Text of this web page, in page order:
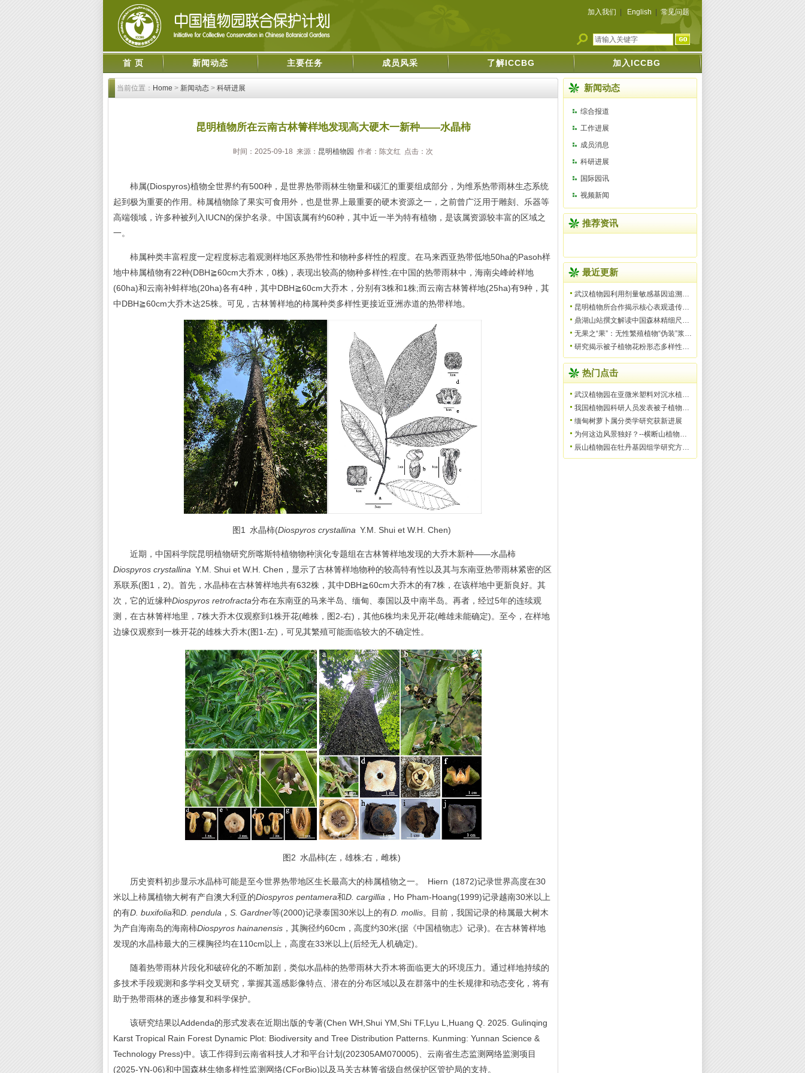
加入我们 English 常见问题
首 页 新闻动态 主要任务 成员风采 了解ICCBG 加入ICCBG
当前位置： Home > 新闻动态 > 科研进展
昆明植物所在云南古林箐样地发现高大硬木一新种——水晶柿
时间：2025-09-18 来源： 昆明植物园 作者：陈文红 点击： 次
柿属(Diospyros)植物全世界约有500种，是世界热带雨林生物量和碳汇的重要组成部分，为维系热带雨林生态系统
起到极为重要的作用。柿属植物除了果实可食用外，也是世界上最重要的硬木资源之一，之前曾广泛用于雕刻、乐器等
高端领域，许多种被列入IUCN的保护名录。中国该属有约60种，其中近一半为特有植物，是该属资源较丰富的区域之
一。
柿属种类丰富程度一定程度标志着观测样地区系热带性和物种多样性的程度。在马来西亚热带低地50ha的Pasoh样
地中柿属植物有22种(DBH≧60cm大乔木，0株)，表现出较高的物种多样性;在中国的热带雨林中，海南尖峰岭样地
(60ha)和云南补蚌样地(20ha)各有4种，其中DBH≧60cm大乔木，分别有3株和1株;而云南古林箐样地(25ha)有9种，其
中DBH≧60cm大乔木达25株。可见，古林箐样地的柿属种类多样性更接近亚洲赤道的热带样地。
图1 水晶柿(Diospyros crystallina Y.M. Shui et W.H. Chen)
近期，中国科学院昆明植物研究所喀斯特植物物种演化专题组在古林箐样地发现的大乔木新种——水晶柿
Diospyros crystallina Y.M. Shui et W.H. Chen，显示了古林箐样地物种的较高特有性以及其与东南亚热带雨林紧密的区
系联系(图1，2)。首先，水晶柿在古林箐样地共有632株，其中DBH≧60cm大乔木的有7株，在该样地中更新良好。其
次，它的近缘种Diospyros retrofracta分布在东南亚的马来半岛、缅甸、泰国以及中南半岛。再者，经过5年的连续观
测，在古林箐样地里，7株大乔木仅观察到1株开花(雌株，图2-右)，其他6株均未见开花(雌雄未能确定)。至今，在样地
边缘仅观察到一株开花的雄株大乔木(图1-左)，可见其繁殖可能面临较大的不确定性。
图2 水晶柿(左，雄株;右，雌株)
历史资料初步显示水晶柿可能是至今世界热带地区生长最高大的柿属植物之一。 Hiern (1872)记录世界高度在30
米以上柿属植物大树有产自澳大利亚的Diospyros pentamera和D. cargillia ，Ho Pham-Hoang(1999)记录越南30米以上
的有D. buxifolia和D. pendula ， S. Gardner等(2000)记录泰国30米以上的有D. mollis。目前，我国记录的柿属最大树木
为产自海南岛的海南柿Diospyros hainanensis ，其胸径约60cm，高度约30米(据《中国植物志》记录)。在古林箐样地
发现的水晶柿最大的三棵胸径均在110cm以上，高度在33米以上(后经无人机确定)。
随着热带雨林片段化和破碎化的不断加剧，类似水晶柿的热带雨林大乔木将面临更大的环境压力。通过样地持续的
多技术手段观测和多学科交叉研究，掌握其遥感影像特点、潜在的分布区域以及在群落中的生长规律和动态变化，将有
助于热带雨林的逐步修复和科学保护。
该研究结果以Addenda的形式发表在近期出版的专著(Chen WH,Shui YM,Shi TF,Lyu L,Huang Q. 2025. Gulinqing
Karst Tropical Rain Forest Dynamic Plot: Biodiversity and Tree Distribution Patterns. Kunming: Yunnan Science &
Technology Press)中。该工作得到云南省科技人才和平台计划(202305AM070005)、云南省生态监测网络监测项目
(2025-YN-06)和中国森林生物多样性监测网络(CForBio)以及马关古林箐省级自然保护区管护局的支持。
新闻动态
综合报道
工作进展
成员消息
科研进展
国际园讯
视频新闻
推荐资讯
最近更新
武汉植物园利用剂量敏感基因追溯被子植物和种子植物祖先
昆明植物所合作揭示核心表观遗传调控复合物的二聚化新机
鼎湖山站撰文解读中国森林精细尺度多样性格局与过程
无果之“果”：无性繁殖植物“伪装”浆果，借鸟远行
研究揭示被子植物花粉形态多样性的脉冲式演化模式
热门点击
武汉植物园在亚微米塑料对沉水植物的影响机制研究中取得
我国植物园科研人员发表被子植物一新科——美丽桐科（Wigh
缅甸树萝卜属分类学研究获新进展
为何这边风景独好？--横断山植物多样性形成机制
辰山植物园在牡丹基因组学研究方面获得里程碑式的标志性